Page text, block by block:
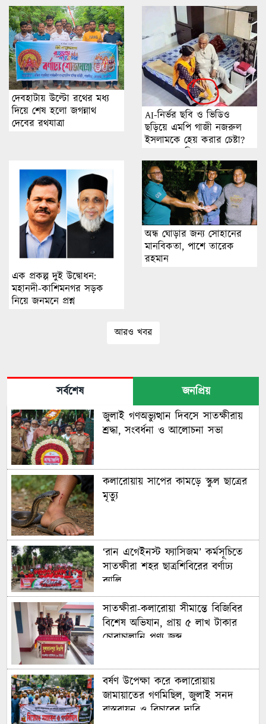
দেবহাটায় উল্টো রথের মধ্য
দিয়ে শেষ হলো জগন্নাথ
দেবের রথযাত্রা
AI-নির্ভর ছবি ও ভিডিও
ছড়িয়ে এমপি গাজী নজরুল
ইসলামকে হেয় করার চেষ্টা?
অনুসন্ধানে মিলছে না বাস্তব
ঘটনার প্রমাণ
এক প্রকল্প দুই উদ্বোধন:
মহানদী-কাশিমনগর সড়ক
নিয়ে জনমনে প্রশ্ন
অন্ধ ঘোড়ার জন্য সোহানের
মানবিকতা, পাশে তারেক
রহমান
আরও খবর
সর্বশেষ
জনপ্রিয়
জুলাই গণঅভ্যুত্থান দিবসে সাতক্ষীরায়
শ্রদ্ধা, সংবর্ধনা ও আলোচনা সভা
কলারোয়ায় সাপের কামড়ে স্কুল ছাত্রের
মৃত্যু
‘রান এগেইনস্ট ফ্যাসিজম’ কর্মসূচিতে
সাতক্ষীরা শহর ছাত্রশিবিরের বর্ণাঢ্য
র‍্যালি
সাতক্ষীরা-কলারোয়া সীমান্তে বিজিবির
বিশেষ অভিযান, প্রায় ৫ লাখ টাকার
চোরাচালানি পণ্য জব্দ
বর্ষণ উপেক্ষা করে কলারোয়ায়
জামায়াতের গণমিছিল, জুলাই সনদ
বাস্তবায়ন ও বিচারের দাবি